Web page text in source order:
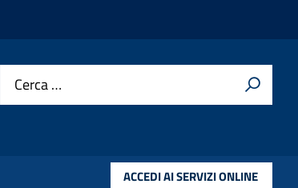
Cerca …
ACCEDI AI SERVIZI ONLINE